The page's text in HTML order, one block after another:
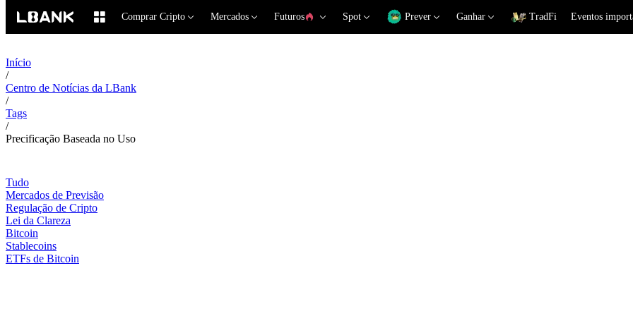
Comprar Cripto Mercados Futuros Spot Prever Ganhar TradFi Eventos
Início
/
Centro de Notícias da LBank
/
Tags
/
Precificação Baseada no Uso
Tudo
Mercados de Previsão
Regulação de Cripto
Lei da Clareza
Bitcoin
Stablecoins
ETFs de Bitcoin